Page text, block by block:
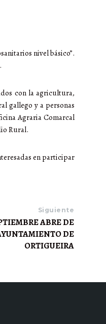
nivel básico”.
con la agricultura,
gallego y a personas
Agraria Comarcal
Rural.
en participar
Siguiente
ABRE DE
DE
ORTIGUEIRA